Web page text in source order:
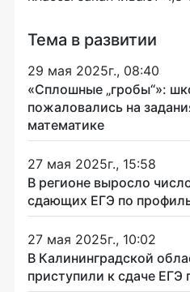
Тема в развитии
29 мая 2025г., 08:40
«Сплошные „гробы“»:
пожаловались на
математике
27 мая 2025г., 15:58
В регионе выросло
сдающих ЕГЭ по
27 мая 2025г., 10:02
В Калининградской
приступили к сдаче ЕГЭ